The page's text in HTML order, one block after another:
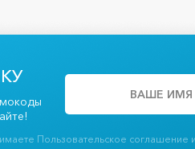
Пользовательское соглашение